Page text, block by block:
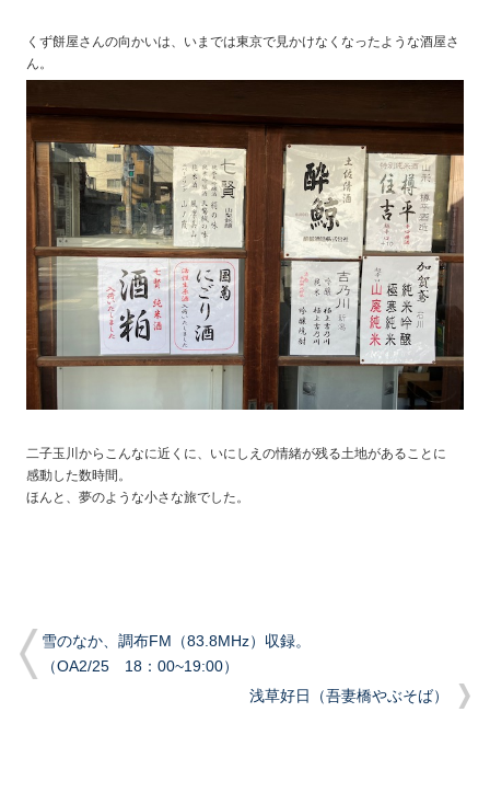
くず餅屋さんの向かいは、いまでは東京で見かけなくなったような酒屋さ
ん。
二子玉川からこんなに近くに、いにしえの情緒が残る土地があることに
感動した数時間。
ほんと、夢のような小さな旅でした。
雪のなか、調布FM（83.8MHz）収録。
（OA2/25 18：00~19:00）
浅草好日（吾妻橋やぶそば）